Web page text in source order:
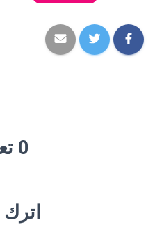
0 تعليق
اترك